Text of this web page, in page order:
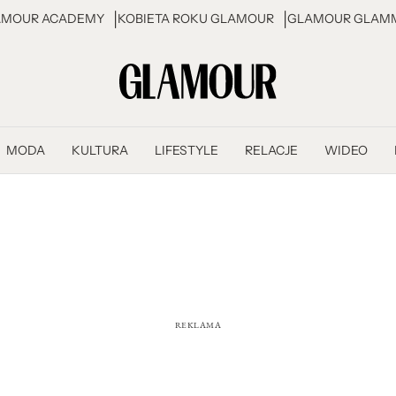
ACADEMY KOBIETA ROKU GLAMOUR GLAMOUR
MODA KULTURA LIFESTYLE RELACJE WIDEO